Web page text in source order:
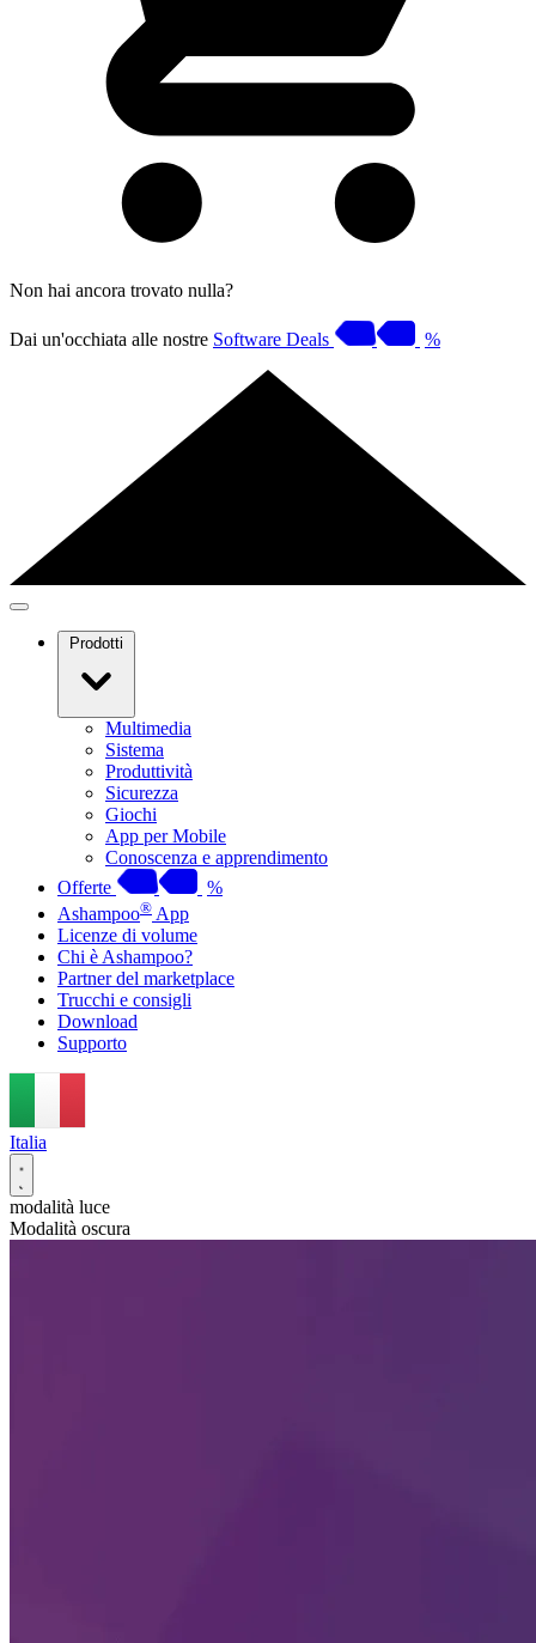
Non hai ancora trovato nulla?
Dai un'occhiata alle nostre Software Deals %
Prodotti
Multimedia
Sistema
Produttività
Sicurezza
Giochi
App per Mobile
Conoscenza e apprendimento
Offerte
%
Ashampoo® App
Licenze di volume
Chi è Ashampoo?
Partner del marketplace
Trucchi e consigli
Download
Supporto
Italia
modalità luce
Modalità oscura